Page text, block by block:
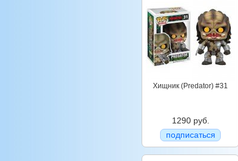
Хищник (Predator) #31
1290 руб.
подписаться